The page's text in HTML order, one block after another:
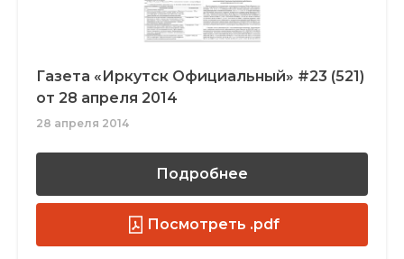
Газета «Иркутск Официальный» #23 (521)
от 28 апреля 2014
28 апреля 2014
Подробнее
Посмотреть .pdf